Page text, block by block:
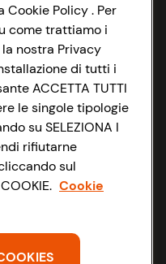
Cookie Policy . Per
come trattiamo i
nostra Privacy
di tutti i
ACCETTA TUTTI
le singole tipologie
su SELEZIONA I
rifiutarne
sul
Cookie